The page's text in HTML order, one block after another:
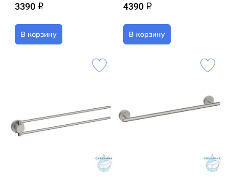
3390 q
В корзину
4390 q
В корзину